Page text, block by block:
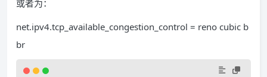
或者为：
net.ipv4.tcp_available_congestion_control = reno cubic b
br